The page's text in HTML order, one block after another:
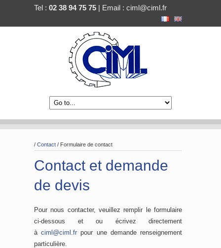
Tel : 02 38 94 75 75 | Email : ciml@ciml.fr
/ Contact / Formulaire de contact
Contact et demande
de devis
Pour nous contacter, veuillez remplir le formulaire
ci-dessous et ou écrivez directement
àciml@ciml.fr pour une demande renseignement
particulière.